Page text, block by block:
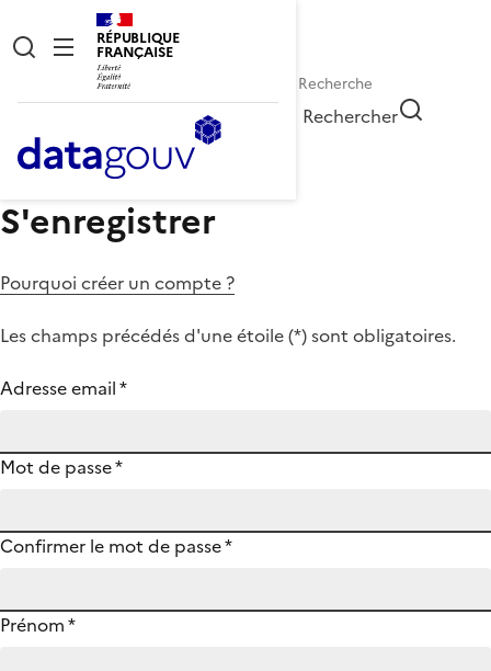
RÉPUBLIQUE
FRANÇAISE
Rechercher
S'enregistrer
Pourquoi créer un compte ?
Les champs précédés d'une étoile (*) sont obligatoires.
Adresse email*
Mot de passe*
Confirmer le mot de passe*
Prénom*